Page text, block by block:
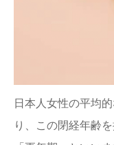
日本人女性の平均
り、この閉経年齢